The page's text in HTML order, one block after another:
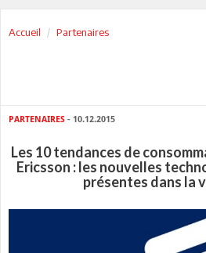
Accueil Partenaires
PARTENAIRES - 10.12.2015
Les 10 tendances de
Ericsson : les nouvelles
présentes dans la